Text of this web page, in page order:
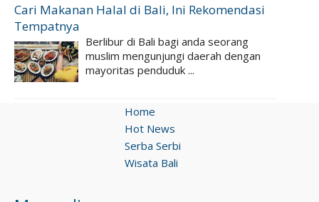
Cari Makanan Halal di Bali, Ini Rekomendasi
Tempatnya
Berlibur di Bali bagi anda seorang
muslim mengunjungi daerah dengan
mayoritas penduduk ...
Home
Hot News
Serba Serbi
Wisata Bali